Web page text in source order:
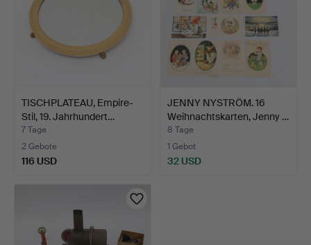
TISCHPLATEAU, Empire-
Stil, 19. Jahrhundert…
7 Tage
2 Gebote
116 USD
JENNY NYSTRÖM. 16
Weihnachtskarten, Jenny …
8 Tage
1 Gebot
32 USD